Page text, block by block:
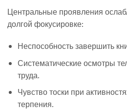
Центральные проявления
долгой фокусировке:
Неспособность завершить
Систематические осмотры
труда.
Чувство тоски при
терпения.